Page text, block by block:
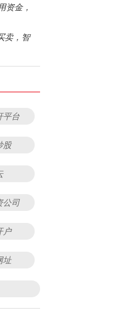
资金，
卖，智
平台
股
公司
户
址